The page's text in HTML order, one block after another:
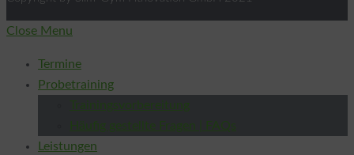
Close Menu
Termine
Probetraining
Trainingsvorbereitung
Häufig gestellte Fragen | FAQs
Leistungen